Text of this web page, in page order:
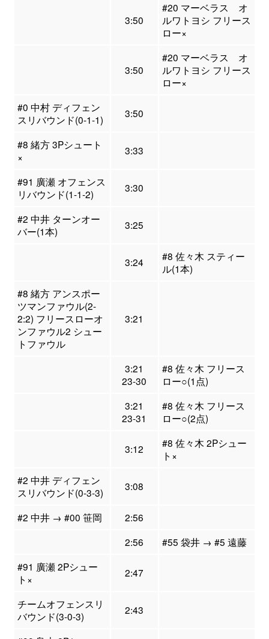
3:50
#20 マーベラス オ
ルワトヨシ フリース
ロー×
3:50
#20 マーベラス オ
ルワトヨシ フリース
ロー×
#0 中村 ディフェン
スリバウンド(0-1-1)
3:50
#8 緒方 3Pシュート
×
3:33
#91 廣瀬 オフェンス
リバウンド(1-1-2)
3:30
#2 中井 ターンオー
バー(1本)
3:25
3:24
#8 佐々木 スティー
ル(1本)
#8 緒方 アンスポー
ツマンファウル(2-
2:2) フリースローオ
ンファウル2 シュー
トファウル
3:21
3:21
23-30
#8 佐々木 フリース
ロー○(1点)
3:21
23-31
#8 佐々木 フリース
ロー○(2点)
3:12
#8 佐々木 2Pシュー
ト×
#2 中井 ディフェン
スリバウンド(0-3-3)
3:08
#2 中井 → #00 笹岡
2:56
2:56
#55 袋井 → #5 遠藤
#91 廣瀬 2Pシュー
ト×
2:47
チームオフェンスリ
バウンド(3-0-3)
2:43